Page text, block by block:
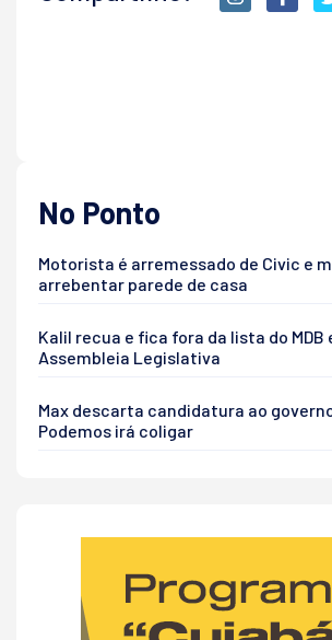
No Ponto
Motorista é arremessado de Civic e
arrebentar parede de casa
Kalil recua e fica fora da lista do MDB
Assembleia Legislativa
Max descarta candidatura ao
Podemos irá coligar